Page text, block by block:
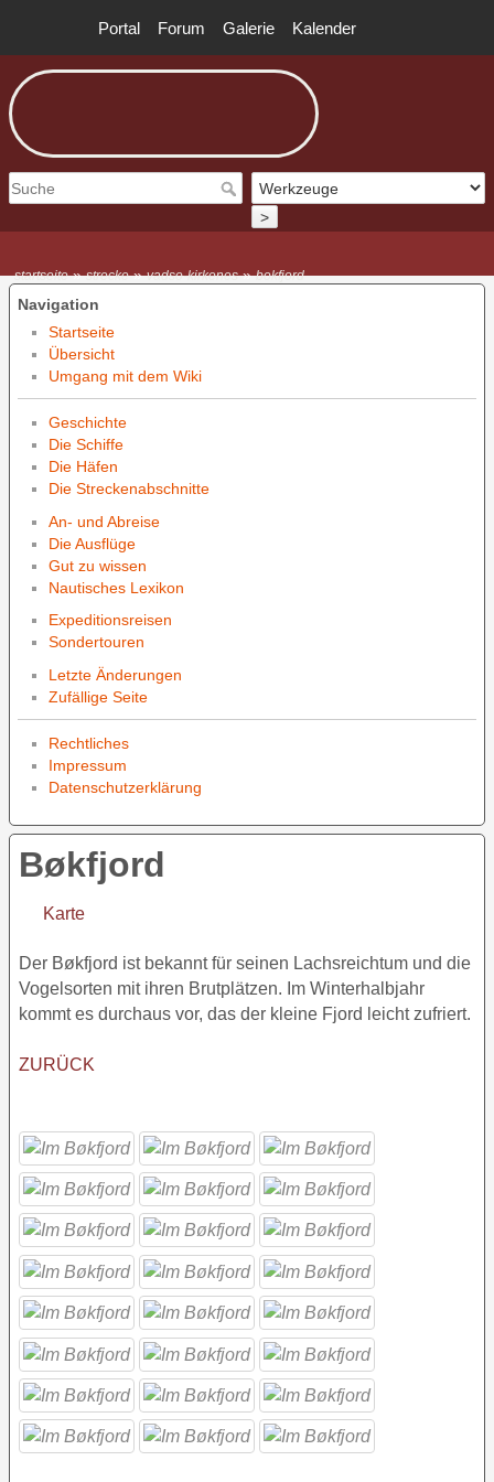
>
startseite»strecke»vadso-kirkenes»bokfjord
Navigation
Startseite
Übersicht
Umgang mit dem Wiki
Geschichte
Die Schiffe
Die Häfen
Die Streckenabschnitte
An- und Abreise
Die Ausflüge
Gut zu wissen
Nautisches Lexikon
Expeditionsreisen
Sondertouren
Letzte Änderungen
Zufällige Seite
Rechtliches
Impressum
Datenschutzerklärung
Bøkfjord
Karte
Der Bøkfjord ist bekannt für seinen Lachsreichtum und die
Vogelsorten mit ihren Brutplätzen. Im Winterhalbjahr
kommt es durchaus vor, das der kleine Fjord leicht zufriert.
ZURÜCK
Portal Forum Galerie Kalender